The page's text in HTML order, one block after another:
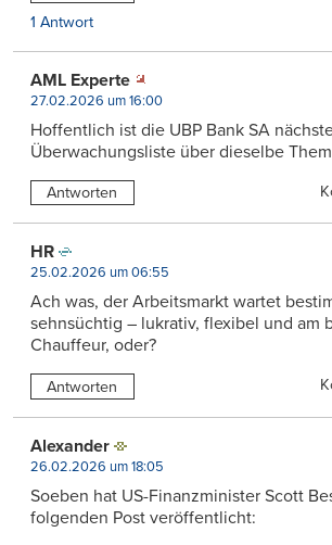
1 Antwort
AML Experte
27.02.2026 um 16:00
Hoffentlich ist die UBP Bank SA
Überwachungsliste über dieselbe
Antworten
HR
25.02.2026 um 06:55
Ach was, der Arbeitsmarkt wartet
sehnsüchtig – lukrativ, flexibel und am
Chauffeur, oder?
Antworten
Alexander
26.02.2026 um 18:05
Soeben hat US-Finanzminister Scott
folgenden Post veröffentlicht: